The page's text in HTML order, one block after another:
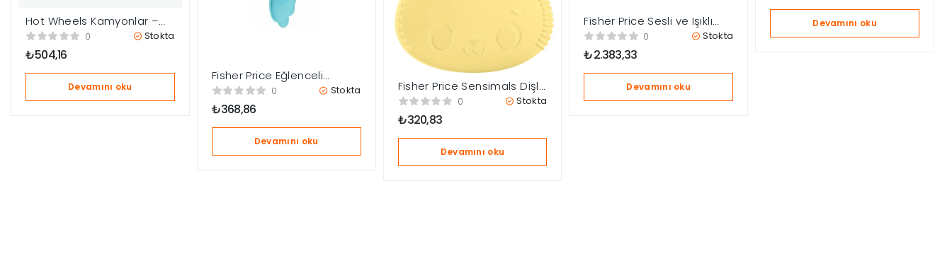
Hot Wheels Kamyonlar –
Turbo Beast BMF60
0 Stokta
₺504,16
Devamını oku
Fisher Price Eğlenceli
Dostlar Çıngıraklı Dişlik – Su
0 Stokta
₺368,86
Devamını oku
Fisher Price Sensimals Dişlik
Seti Hrb22 0 Stokta
₺320,83
Devamını oku
Fisher Price Sesli ve Işıklı
Link Squad DJ Kaplan HYL28
0 Stokta
₺2.383,33
Devamını oku
Devamını oku